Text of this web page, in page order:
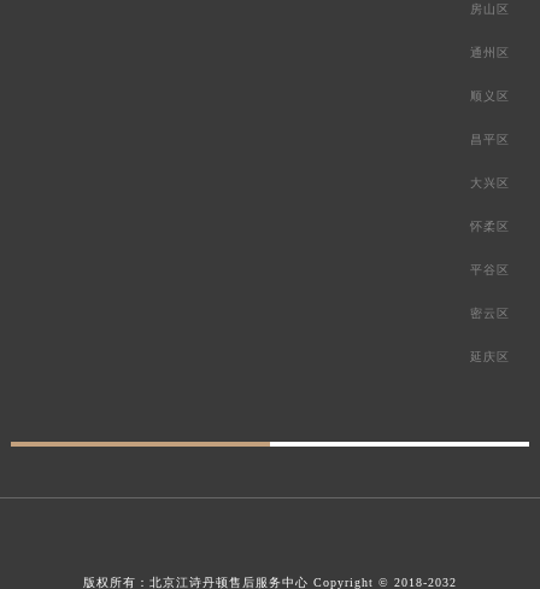
房山区
通州区
顺义区
昌平区
大兴区
怀柔区
平谷区
密云区
延庆区
版权所有： 北京江诗丹顿售后服务中心 Copyright © 2018-2032